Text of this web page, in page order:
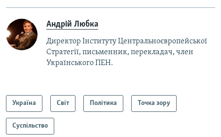
Андрій Любка
Директор Інституту Центральноєвропейської
Стратегії, письменник, перекладач, член
Українського ПЕН.
Україна Світ Політика Точка зору
Суспільство